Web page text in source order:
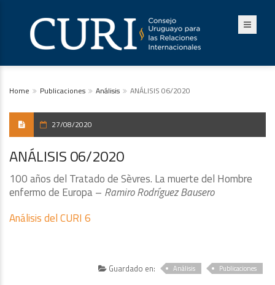
Home Publicaciones Análisis ANÁLISIS 06/2020
27/08/2020
ANÁLISIS 06/2020
100 años del Tratado de Sèvres. La muerte del Hombre
enfermo de Europa – Ramiro Rodríguez Bausero
Análisis del CURI 6
Guardado en: Análisis Publicaciones